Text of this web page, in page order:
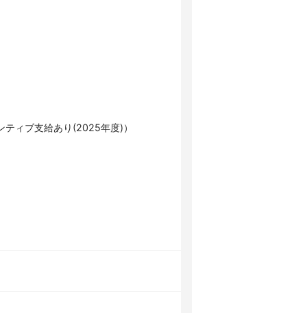
ィブ支給あり(2025年度)）